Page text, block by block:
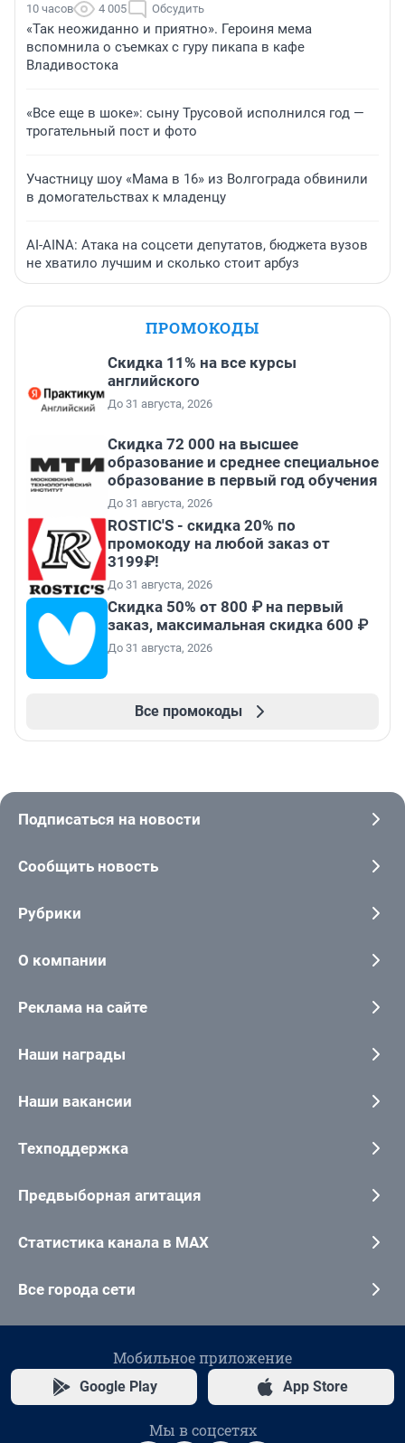
10 часов 4 005 Обсудить
«Так неожиданно и приятно». Героиня мема
вспомнила о съемках с гуру пикапа в кафе
Владивостока
«Все еще в шоке»: сыну Трусовой исполнился год —
трогательный пост и фото
Участницу шоу «Мама в 16» из Волгограда обвинили
в домогательствах к младенцу
AI-AINA: Атака на соцсети депутатов, бюджета вузов
не хватило лучшим и сколько стоит арбуз
ПРОМОКОДЫ
Скидка 11% на все курсы
английского
До 31 августа, 2026
Скидка 72 000 на высшее
образование и среднее специальное
образование в первый год обучения
До 31 августа, 2026
ROSTIC'S - скидка 20% по
промокоду на любой заказ от
3199₽!
До 31 августа, 2026
Скидка 50% от 800 ₽ на первый
заказ, максимальная скидка 600 ₽
До 31 августа, 2026
Все промокоды
Подписаться на новости
Сообщить новость
Рубрики
О компании
Реклама на сайте
Наши награды
Наши вакансии
Техподдержка
Предвыборная агитация
Статистика канала в MAX
Все города сети
Мобильное приложение
Google Play App Store
Мы в соцсетях